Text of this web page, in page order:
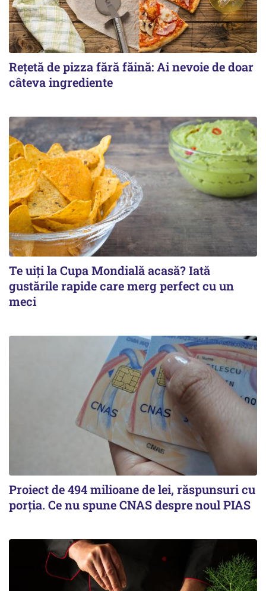
Rețetă de pizza fără făină: Ai nevoie de doar
câteva ingrediente
Te uiți la Cupa Mondială acasă? Iată
gustările rapide care merg perfect cu un
meci
Proiect de 494 milioane de lei, răspunsuri cu
porția. Ce nu spune CNAS despre noul PIAS